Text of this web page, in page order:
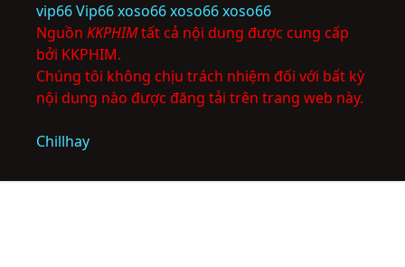
vip66Vip66xoso66xoso66xoso66
Nguồn KKPHIMtất cả nội dung được cung cấp
bởi KKPHIM.
Chúng tôi không chịu trách nhiệm đối với bất kỳ
nội dung nào được đăng tải trên trang web này.
Chillhay